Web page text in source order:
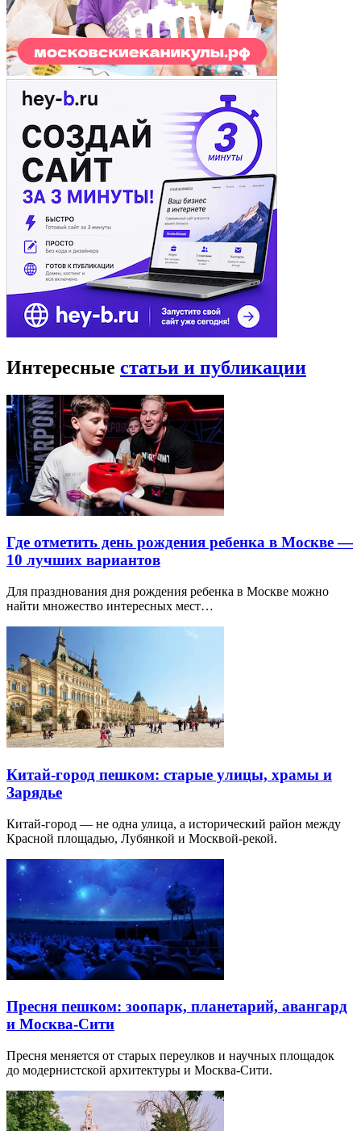
Интересные статьи и публикации
Где отметить день рождения ребенка в Москве —
10 лучших вариантов
Для празднования дня рождения ребенка в Москве можно
найти множество интересных мест…
Китай-город пешком: старые улицы, храмы и
Зарядье
Китай-город — не одна улица, а исторический район между
Красной площадью, Лубянкой и Москвой-рекой.
Пресня пешком: зоопарк, планетарий, авангард
и Москва-Сити
Пресня меняется от старых переулков и научных площадок
до модернистской архитектуры и Москва-Сити.